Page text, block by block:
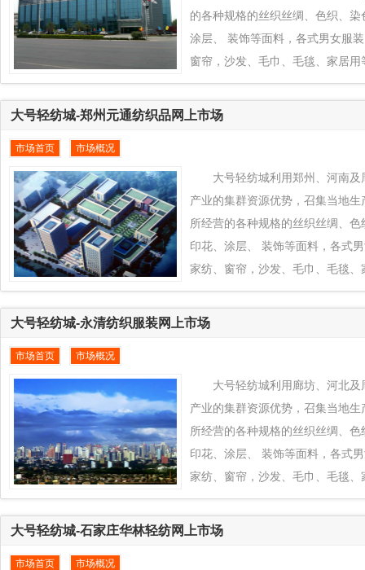
的各种规格的丝织丝绸、色织、
涂层、 装饰等面料，各式男女服
窗帘，沙发、毛巾、毛毯、家居
球纺织品交易平台www.eqfc.cn--
来， 通过大号轻纺城在中外广泛
当地所有优质纺织产品通过大号
区销售，同时为积极响应国家互联
大号轻纺城-郑州元通纺织品网上市场
市场首页 市场概况
大号轻纺城利用郑州、河南
产业的集群资源优势，召集当地
所经营的各种规格的丝织丝绸、
印花、涂层、 装饰等面料，各式
家纺、窗帘，沙发、毛巾、毛毯、
接到全球纺织品交易平台
台上来， 通过大号轻纺城在中外
全球新型市场， 把当地所有优质
纺城推向全球各地区销售，同时
大号轻纺城-永清纺织服装网上市场
市场首页 市场概况
大号轻纺城利用廊坊、河北
产业的集群资源优势，召集当地
所经营的各种规格的丝织丝绸、
印花、涂层、 装饰等面料，各式
家纺、窗帘，沙发、毛巾、毛毯、
接到全球纺织品交易平台
台上来， 通过大号轻纺城在中外
大号轻纺城-石家庄华林轻纺网上市场
市场首页 市场概况